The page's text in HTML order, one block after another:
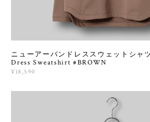
ニューアーバンドレススウェットシャ
Dress Sweatshirt #BROWN
¥18,590